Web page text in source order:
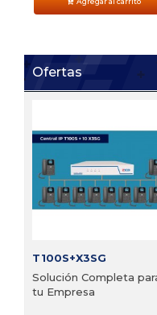
Ofertas
T100S+X3SG
Solución Completa
tu Empresa